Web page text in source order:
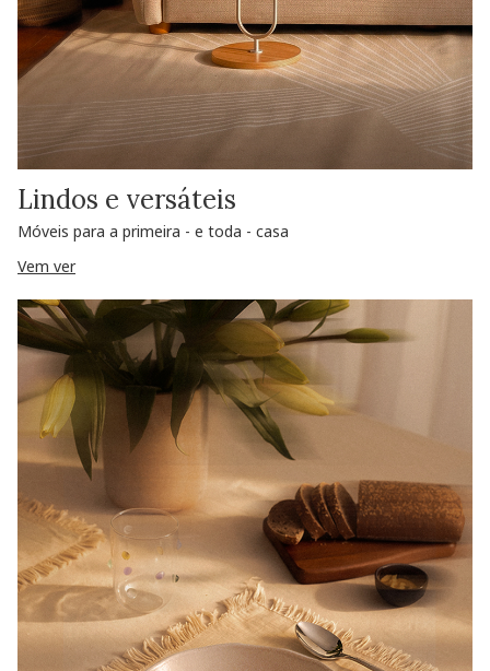
Lindos e versáteis
Móveis para a primeira - e toda - casa
Vem ver